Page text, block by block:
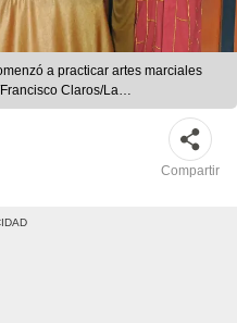
a practicar artes marciales
Claros/La
Compartir